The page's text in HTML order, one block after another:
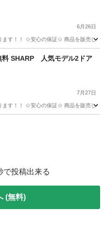
6月26日
す！！ ☆安心の保証☆ 商品を販売して
ドア
7月27日
す！！ ☆安心の保証☆ 商品を販売して
で投稿出来る
(無料)